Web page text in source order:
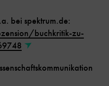
bei spektrum.de:
buchkritik-zu-